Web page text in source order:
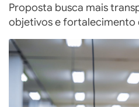
Proposta busca mais
objetivos e fortalecimento